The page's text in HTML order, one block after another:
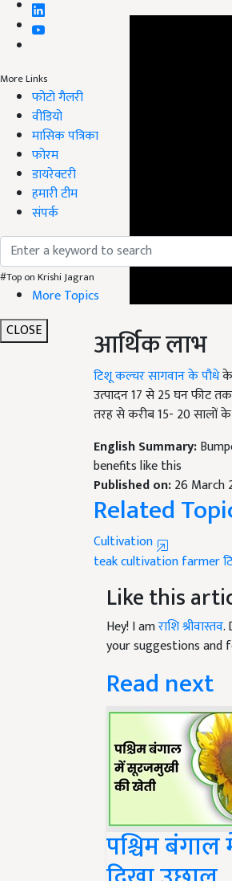
More Links
फोटो गैलरी
वीडियो
मासिक पत्रिका
फोरम
डायरेक्टरी
हमारी टीम
संपर्क
#Top on Krishi Jagran
More Topics
CLOSE
आर्थिक लाभ
टिशू कल्चर सागवान के पौधे
उत्पादन 17 से 25 घन फीट
तरह से करीब 15- 20 सालों
benefits like this
Published on:26 March
Related
Cultivation
teak cultivation
Like this
Hey! I amराशि श्रीवास्तव.
your suggestions and
Read next
पश्चिम
दिखा उछाल